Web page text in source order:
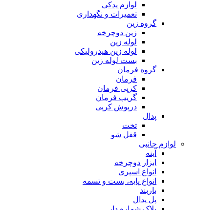
لوازم یدکی
تعمیرات و نگهداری
گروه زین
زین دوچرخه
لوله زین
لوله زین هیدرولیکی
بست لوله زین
گروه فرمان
فرمان
کرپی فرمان
گریپ فرمان
درپوش کرپی
پدال
تخت
قفل شو
لوازم جانبی
آینه
ابزار دوچرخه
انواع اسپری
انواع پایه، بست و تسمه
باربند
پل پدال